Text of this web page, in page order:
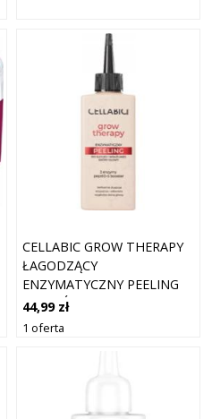
CELLABIC GROW THERAPY
ŁAGODZĄCY
ENZYMATYCZNY PEELING
DO SKÓRY GŁOWY 150ML
44,99 zł
1 oferta